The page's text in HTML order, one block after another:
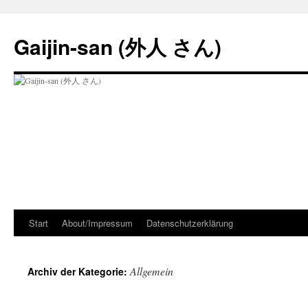
springen
Gaijin-san (外人 さん)
Start About/Impressum Datenschutzerklärung
Archiv der Kategorie:Allgemein